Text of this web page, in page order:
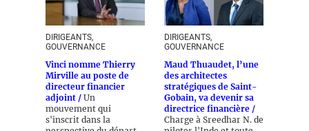
DIRIGEANTS,
GOUVERNANCE
Vinci nomme Thierry
Mirville au poste de
directeur financier
adjoint / Un
mouvement qui
s'inscrit dans la
DIRIGEANTS,
GOUVERNANCE
Maud Thuaudet, l’une
des architectes
stratégiques de Saint-
Gobain, va devenir sa
directrice financière /
Charge à Sreedhar N. de